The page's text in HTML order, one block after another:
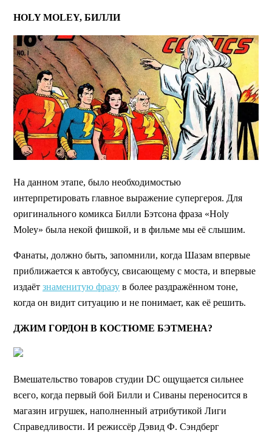
HOLY MOLEY, БИЛЛИ
На данном этапе, было необходимостью
интерпретировать главное выражение супергероя. Для
оригинального комикса Билли Бэтсона фраза «Holy
Moley» была некой фишкой, и в фильме мы её слышим.
Фанаты, должно быть, запомнили, когда Шазам впервые
приближается к автобусу, свисающему с моста, и впервые
издаёт знаменитую фразу в более раздражённом тоне,
когда он видит ситуацию и не понимает, как её решить.
ДЖИМ ГОРДОН В КОСТЮМЕ БЭТМЕНА?
Вмешательство товаров студии DC ощущается сильнее
всего, когда первый бой Билли и Сиваны переносится в
магазин игрушек, наполненный атрибутикой Лиги
Справедливости. И режиссёр Дэвид Ф. Сэндберг